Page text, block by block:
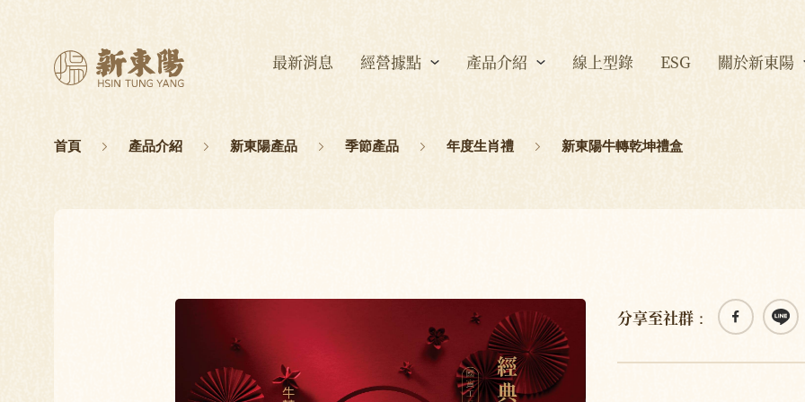
最新消息 經營據點 產品介紹 線上型錄 ESG 關於新東陽
首頁 產品介紹 新東陽產品 季節產品 年度生肖禮 新東陽牛轉乾坤禮盒
分享至社群：